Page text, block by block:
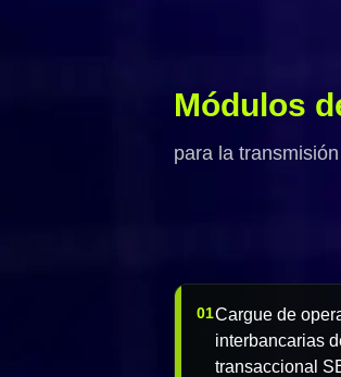
Módulos
para la
01Cargue de
interbancarias
transaccional